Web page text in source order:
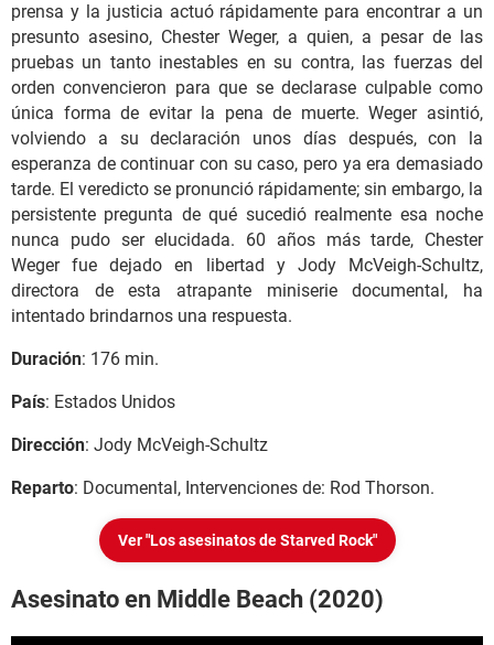
prensa y la justicia actuó rápidamente para encontrar a un
presunto asesino, Chester Weger, a quien, a pesar de las
pruebas un tanto inestables en su contra, las fuerzas del
orden convencieron para que se declarase culpable como
única forma de evitar la pena de muerte. Weger asintió,
volviendo a su declaración unos días después, con la
esperanza de continuar con su caso, pero ya era demasiado
tarde. El veredicto se pronunció rápidamente; sin embargo, la
persistente pregunta de qué sucedió realmente esa noche
nunca pudo ser elucidada. 60 años más tarde, Chester
Weger fue dejado en libertad y Jody McVeigh-Schultz,
directora de esta atrapante miniserie documental, ha
intentado brindarnos una respuesta.
Duración: 176 min.
País: Estados Unidos
Dirección: Jody McVeigh-Schultz
Reparto: Documental, Intervenciones de: Rod Thorson.
Ver "Los asesinatos de Starved Rock"
Asesinato en Middle Beach (2020)